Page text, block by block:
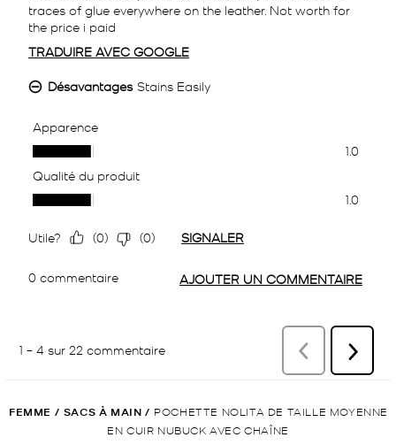
FEMME / SACS À MAIN / POCHETTE NOLITA DE TAILLE MOYENNE
EN CUIR NUBUCK AVEC CHAÎNE